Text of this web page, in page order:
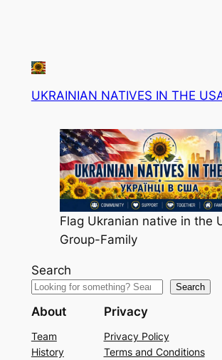
UKRAINIAN NATIVES IN THE
Flag Ukranian native in the
Group-Family
Search
Search
About
Team
History
Privacy
Privacy Policy
Terms and Conditions